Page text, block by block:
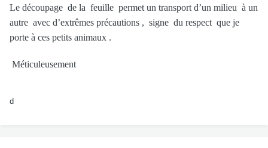
Le découpage de la feuille permet un transport d’un milieu à un
autre avec d’extrêmes précautions , signe du respect que je
porte à ces petits animaux .
Méticuleusement
d